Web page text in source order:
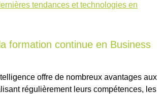
tendances et technologies en
formation continue en Business
offre de nombreux avantages aux
régulièrement leurs compétences, les